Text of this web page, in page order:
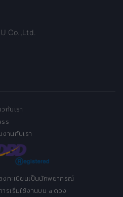
Co.,Ltd.
วกับเรา
งานกับเรา
งทะเบียนเป็นนักพยากรณ์
ารเริ่มใช้งานบน a ดวง